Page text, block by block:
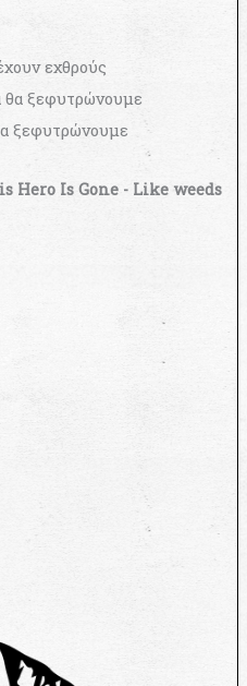
εχθρούς
θα ξεφυτρώνουμε
ξεφυτρώνουμε
Hero Is Gone - Like weeds